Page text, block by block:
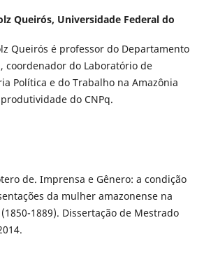
Queirós, Universidade Federal do
Queirós é professor do Departamento
coordenador do Laboratório de
Política e do Trabalho na Amazônia
do CNPq.
de. Imprensa e Gênero: a condição
da mulher amazonense na
1889). Dissertação de Mestrado